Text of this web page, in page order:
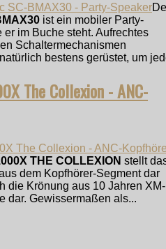
ist ein mobiler Party-
er im Buche steht. Aufrechtes
Schaltermechanismen
bestens gerüstet, um
The Collexion - ANC-
THE COLLEXION stellt
dem Kopfhörer-Segment dar
die Krönung aus 10 Jahren XM-
dar. Gewissermaßen als...